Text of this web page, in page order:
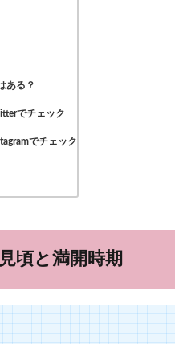
ある？
でチェック
でチェック
頃と満開時期